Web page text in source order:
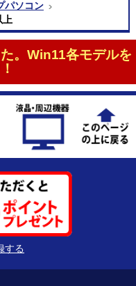
パソコン
。Win11各モデルを
する